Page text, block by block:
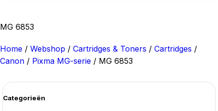
MG 6853
Home / Webshop / Cartridges & Toners / Cartridges /
Canon / Pixma MG-serie / MG 6853
Categorieën